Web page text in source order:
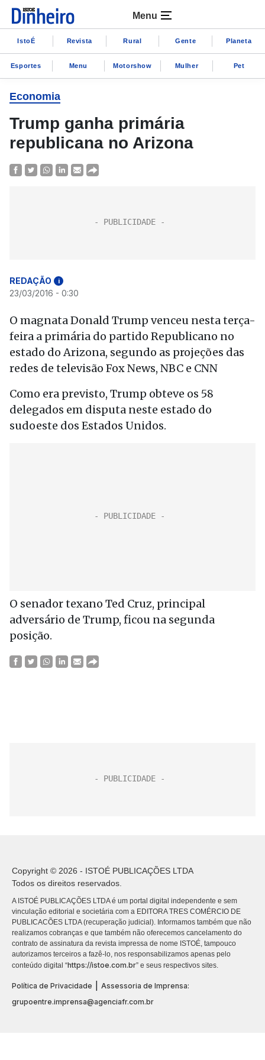
Menu
IstoÉ Revista Rural Gente Planeta
Esportes Menu Motorshow Mulher Pet
Economia
Trump ganha primária
republicana no Arizona
REDAÇÃO i
23/03/2016 - 0:30
O magnata Donald Trump venceu nesta terça-
feira a primária do partido Republicano no
estado do Arizona, segundo as projeções das
redes de televisão Fox News, NBC e CNN
Como era previsto, Trump obteve os 58
delegados em disputa neste estado do
sudoeste dos Estados Unidos.
O senador texano Ted Cruz, principal
adversário de Trump, ficou na segunda
posição.
Copyright © 2026 - ISTOÉ PUBLICAÇÕES LTDA
Todos os direitos reservados.
A ISTOÉ PUBLICAÇÕES LTDA é um portal digital independente e sem
vinculação editorial e societária com a EDITORA TRES COMÉRCIO DE
PUBLICACÕES LTDA (recuperação judicial). Informamos também que não
realizamos cobranças e que também não oferecemos cancelamento do
contrato de assinatura da revista impressa de nome ISTOÉ, tampouco
autorizamos terceiros a fazê-lo, nos responsabilizamos apenas pelo
conteúdo digital “https://istoe.com.br” e seus respectivos sites.
Política de Privacidade
Assessoria de Imprensa:
grupoentre.imprensa@agenciafr.com.br